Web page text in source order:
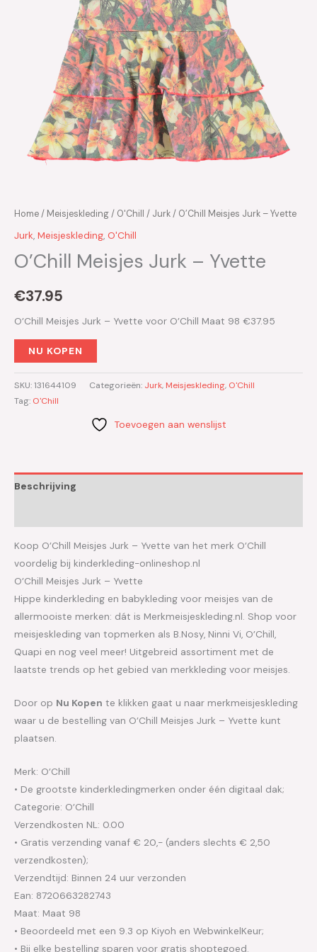
Home/ Meisjeskleding/ O'Chill / Jurk/ O’Chill Meisjes Jurk – Yvette
Jurk, Meisjeskleding, O'Chill
O’Chill Meisjes Jurk – Yvette
€37.95
O’Chill Meisjes Jurk – Yvette voor O’Chill Maat 98 €37.95
NU KOPEN
SKU:131644109 Categorieën: Jurk, Meisjeskleding, O'Chill
Tag: O'Chill
Toevoegen aan wenslijst
Beschrijving
Koop O’Chill Meisjes Jurk – Yvette van het merk O’Chill
voordelig bij kinderkleding-onlineshop.nl
O’Chill Meisjes Jurk – Yvette
Hippe kinderkleding en babykleding voor meisjes van de
allermooiste merken: dát is Merkmeisjeskleding.nl. Shop voor
meisjeskleding van topmerken als B.Nosy, Ninni Vi, O’Chill,
Quapi en nog veel meer! Uitgebreid assortiment met de
laatste trends op het gebied van merkkleding voor meisjes.
Door op Nu Kopen te klikken gaat u naar merkmeisjeskleding
waar u de bestelling van O’Chill Meisjes Jurk – Yvette kunt
plaatsen.
Merk: O’Chill
• De grootste kinderkledingmerken onder één digitaal dak;
Categorie: O’Chill
Verzendkosten NL: 0.00
• Gratis verzending vanaf € 20,- (anders slechts € 2,50
verzendkosten);
Verzendtijd: Binnen 24 uur verzonden
Ean: 8720663282743
Maat: Maat 98
• Beoordeeld met een 9.3 op Kiyoh en WebwinkelKeur;
• Bij elke bestelling sparen voor gratis shoptegoed.